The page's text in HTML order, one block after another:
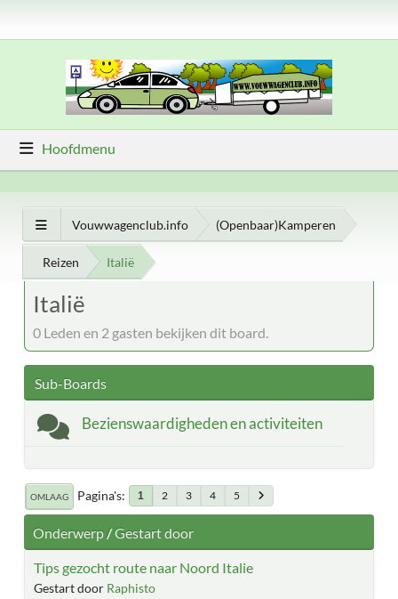
Hoofdmenu
Vouwwagenclub.info (Openbaar)Kamperen
Reizen Italië
Italië
0 Leden en 2 gasten bekijken dit board.
Sub-Boards
Bezienswaardigheden en activiteiten
OMLAAG Pagina's 1 2 3 4 5
Onderwerp/Gestart door
Tips gezocht route naar Noord Italie
Gestart door Raphisto